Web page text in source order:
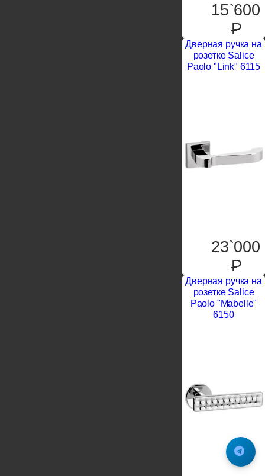
15`600
P
Дверная ручка на
розетке Salice
Paolo "Link" 6115
23`000
P
Дверная ручка на
розетке Salice
Paolo "Mabelle"
6150